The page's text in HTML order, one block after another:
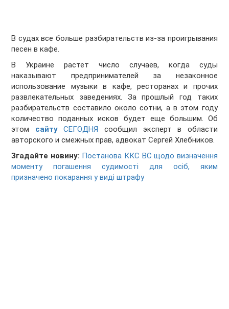
В судах все больше разбирательств из-за проигрывания
песен в кафе.
В Украине растет число случаев, когда суды
наказывают предпринимателей за незаконное
использование музыки в кафе, ресторанах и прочих
развлекательных заведениях. За прошлый год таких
разбирательств составило около сотни, а в этом году
количество поданных исков будет еще большим. Об
этом сайтуСЕГОДНЯ сообщил эксперт в области
авторского и смежных прав, адвокат Сергей Хлебников.
Згадайте новину: Постанова ККС ВС щодо визначення
моменту погашення судимості для осіб, яким
призначено покарання у виді штрафу